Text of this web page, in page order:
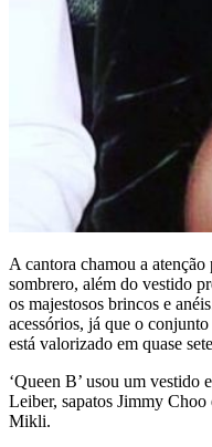
A cantora chamou a
sombrero, além do vestido
os majestosos brincos e
acessórios, já que o
está valorizado em quase
‘Queen B’ usou um vestido
Leiber, sapatos Jimmy
Mikli.